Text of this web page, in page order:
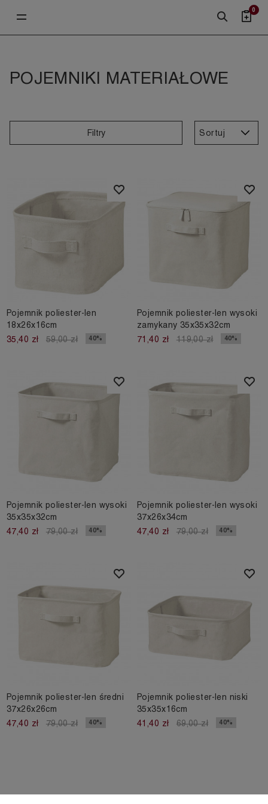
0
POJEMNIKI MATERIAŁOWE
Filtry Sortuj
Pojemnik poliester-len
18x26x16cm
35,40 zł
59,00 zł 40%
Pojemnik poliester-len wysoki
zamykany 35x35x32cm
71,40 zł
119,00 zł 40%
Pojemnik poliester-len wysoki
35x35x32cm
47,40 zł
79,00 zł 40%
Pojemnik poliester-len wysoki
37x26x34cm
47,40 zł
79,00 zł 40%
Pojemnik poliester-len średni
37x26x26cm
47,40 zł
79,00 zł 40%
Pojemnik poliester-len niski
35x35x16cm
41,40 zł
69,00 zł 40%